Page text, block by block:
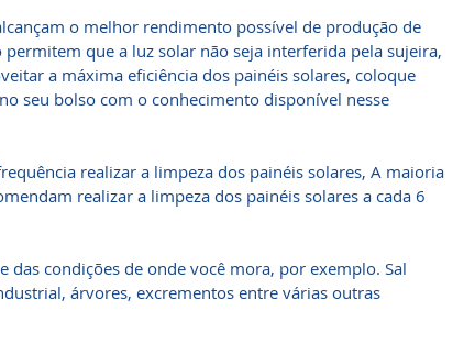
o melhor rendimento possível de produção de
que a luz solar não seja interferida pela sujeira,
a máxima eficiência dos painéis solares, coloque
seu bolso com o conhecimento disponível nesse
realizar a limpeza dos painéis solares, A maioria
realizar a limpeza dos painéis solares a cada 6
das condições de onde você mora, por exemplo. Sal
árvores, excrementos entre várias outras